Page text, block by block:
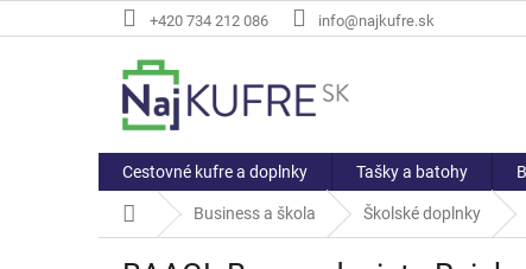
na
+420 734 212 086 info@najkufre.sk
Cestovné kufre a doplnky Tašky a batohy
DomovBusiness a škola Školské doplnky